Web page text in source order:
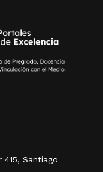
415, Santiago